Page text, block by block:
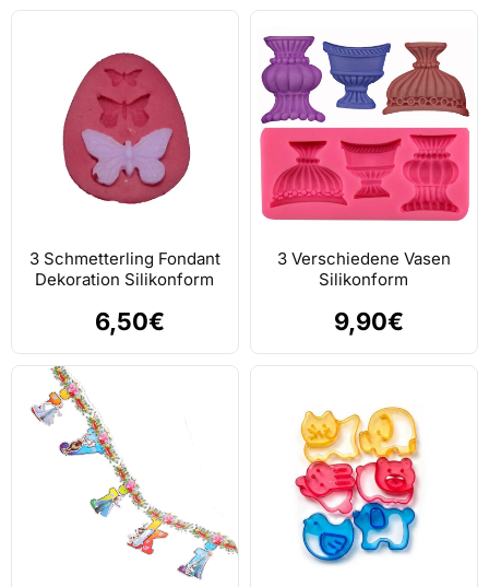
3 Schmetterling Fondant
Dekoration Silikonform
6,50€
3 Verschiedene Vasen
Silikonform
9,90€